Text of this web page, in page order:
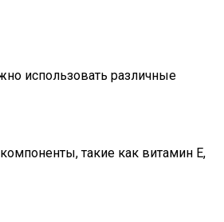
использовать различные
такие как витамин Е,